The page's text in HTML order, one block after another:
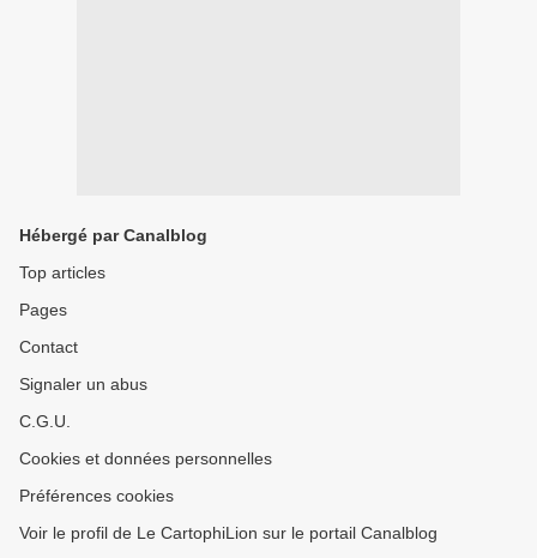
Hébergé par Canalblog
Top articles
Pages
Contact
Signaler un abus
C.G.U.
Cookies et données personnelles
Préférences cookies
Voir le profil de Le CartophiLion sur le portail Canalblog